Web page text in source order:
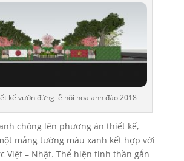
kế vườn đứng lễ hội hoa anh đào 2018
chóng lên phương án thiết kế,
mảng tường màu xanh kết hợp với
Việt – Nhật. Thể hiện tinh thần gắn